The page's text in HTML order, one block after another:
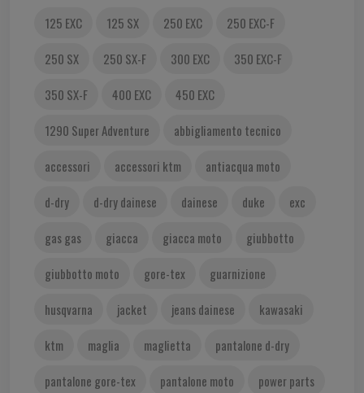
125 EXC 125 SX 250 EXC
250 EXC-F
250 SX
250 SX-F 300 EXC
350 EXC-F
350 SX-F
400 EXC
450 EXC
1290 Super Adventure
abbigliamento tecnico
accessori
accessori ktm
antiacqua moto
d-dry
d-dry dainese dainese duke
exc
gas gas
giacca giacca moto
giubbotto
giubbotto moto
gore-tex
guarnizione
husqvarna
jacket jeans dainese
kawasaki
ktm
maglia maglietta
pantalone d-dry
pantalone gore-tex
pantalone moto
power parts